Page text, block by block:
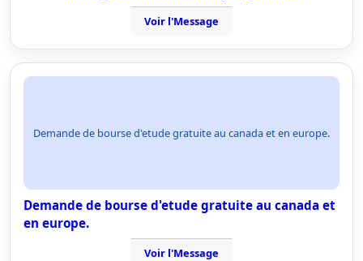
Voir l'Message
Demande de bourse d'etude gratuite au canada et en europe.
Demande de bourse d'etude gratuite au canada et
en europe.
Voir l'Message